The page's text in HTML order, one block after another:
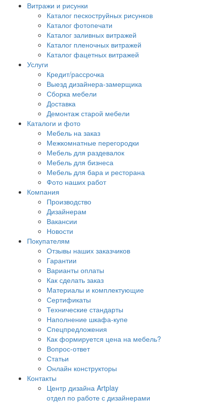
Витражи и рисунки
Каталог пескоструйных рисунков
Каталог фотопечати
Каталог заливных витражей
Каталог пленочных витражей
Каталог фацетных витражей
Услуги
Кредит/рассрочка
Выезд дизайнера-замерщика
Сборка мебели
Доставка
Демонтаж старой мебели
Каталоги и фото
Мебель на заказ
Межкомнатные перегородки
Мебель для раздевалок
Мебель для бизнеса
Мебель для бара и ресторана
Фото наших работ
Компания
Производство
Дизайнерам
Вакансии
Новости
Покупателям
Отзывы наших заказчиков
Гарантии
Варианты оплаты
Как сделать заказ
Материалы и комплектующие
Сертификаты
Технические стандарты
Наполнение шкафа-купе
Спецпредложения
Как формируется цена на мебель?
Вопрос-ответ
Статьи
Онлайн конструкторы
Контакты
Центр дизайна Artplay
отдел по работе с дизайнерами